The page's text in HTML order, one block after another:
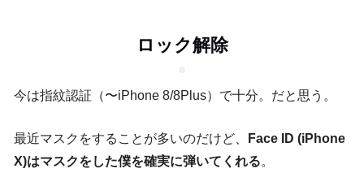
ロック解除
今は指紋認証（〜iPhone 8/8Plus）で十分。だと思う。
最近マスクをすることが多いのだけど、
Face ID (iPhone
X)はマスクをした僕を確実に弾いてくれる。